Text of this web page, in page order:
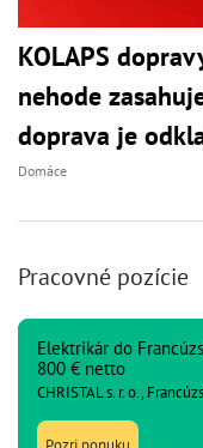
KOLAPS
nehode
doprava je
Domáce
Pracovné pozície
Elektrikár do
800 € netto
CHRISTAL s. r. o.,